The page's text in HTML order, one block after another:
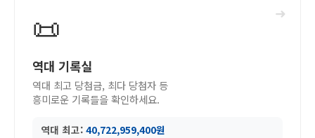
➜
📜
역대 기록실
역대 최고 당첨금, 최다 당첨자 등
흥미로운 기록들을 확인하세요.
역대 최고: 40,722,959,400원